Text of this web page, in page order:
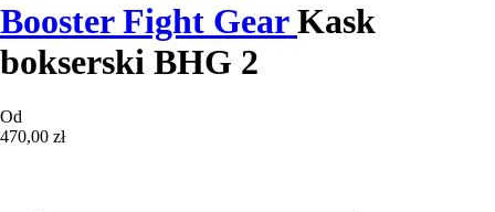
Booster Fight GearKask
bokserski BHG 2
Od
470,00 zł